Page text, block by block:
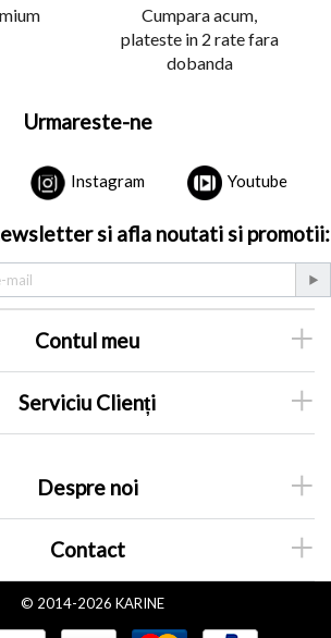
Cumpara acum,
plateste in 2 rate fara
dobanda
Urmareste-ne
Instagram Youtube
si afla noutati si promotii:
Contul meu
Serviciu Clienți
Despre noi
Contact
© 2014-2026 KARINE